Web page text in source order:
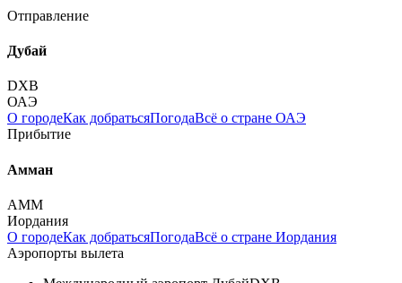
Отправление
Дубай
DXB
ОАЭ
О городеКак добратьсяПогодаВсё о стране ОАЭ
Прибытие
Амман
AMM
Иордания
О городеКак добратьсяПогодаВсё о стране Иордания
Аэропорты вылета